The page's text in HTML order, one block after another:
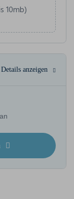
10mb)
Details anzeigen